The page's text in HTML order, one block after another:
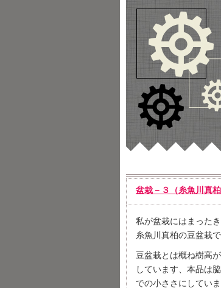
盆栽－３（糸魚川真
私が盆栽にはまった
糸魚川真柏の豆盆栽で
豆盆栽とは概ね樹高
しています、本品は
での小ささにしていま